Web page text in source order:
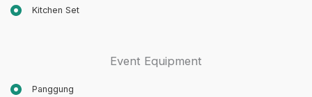
Kitchen Set
Event Equipment
Panggung